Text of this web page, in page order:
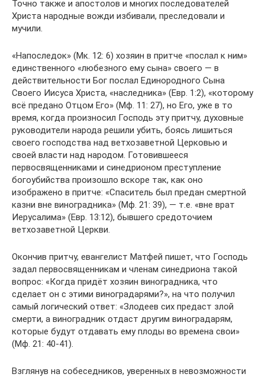
Точно также и апостолов и многих последователей
Христа народные вожди избивали, преследовали и
мучили.
«Напоследок» (Мк. 12: 6) хозяин в притче «послал к ним»
единственного «любезного ему сына» своего — в
действительности Бог послал Единородного Сына
Своего Иисуса Христа, «наследника» (Евр. 1:2), «которому
всё предано Отцом Его» (Мф. 11: 27), но Его, уже в то
время, когда произносил Господь эту притчу, духовные
руководители народа решили убить, боясь лишиться
своего господства над ветхозаветной Церковью и
своей власти над народом. Готовившееся
первосвященниками и синедрионом преступление
богоубийства произошло вскоре так, как оно
изображено в притче: «Спаситель был предан смертной
казни вне виноградника» (Мф. 21: 39), — т.е. «вне врат
Иерусалима» (Евр. 13:12), бывшего средоточием
ветхозаветной Церкви.
Окончив притчу, евангелист Матфей пишет, что Господь
задал первосвященникам и членам синедриона такой
вопрос: «Когда придёт хозяин виноградника, что
сделает он с этими виноградарями?», на что получил
самый логический ответ: «Злодеев сих предаст злой
смерти, а виноградник отдаст другим виноградарям,
которые будут отдавать ему плоды во времена свои»
(Мф. 21: 40-41).
Взглянув на собеседников, уверенных в невозможности